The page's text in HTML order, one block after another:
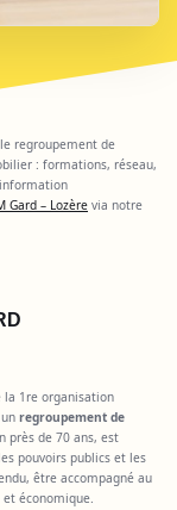
regroupement de
: formations, réseau,
Gard – Lozère via notre
la 1re organisation
regroupement de
près de 70 ans, est
pouvoirs publics et les
être accompagné au
économique.